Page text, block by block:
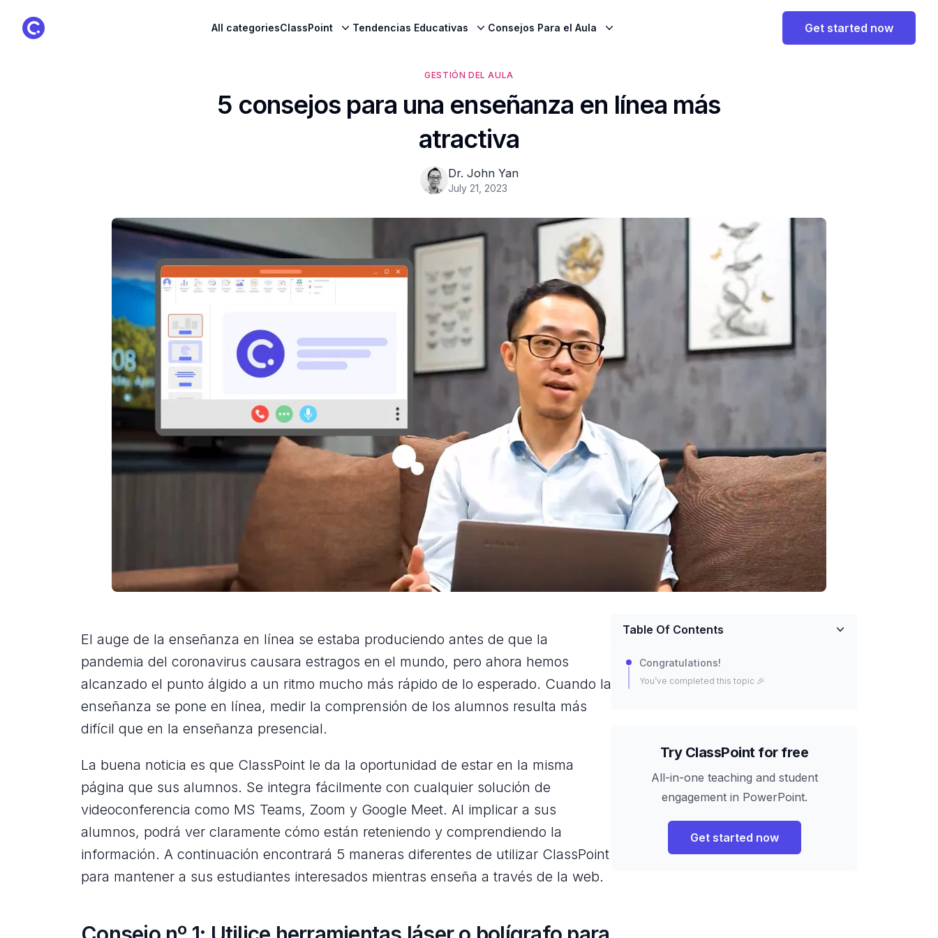
ClassPoint Logo All categoriesClassPoint Tendencias Educativas Consejos Para el Aula Get started now
GESTIÓN DEL AULA
5 consejos para una enseñanza en línea más
atractiva
Dr. John Yan
July 21, 2023
El auge de la enseñanza en línea se estaba produciendo antes de que la
pandemia del coronavirus causara estragos en el mundo, pero ahora hemos
alcanzado el punto álgido a un ritmo mucho más rápido de lo esperado. Cuando la
enseñanza se pone en línea, medir la comprensión de los alumnos resulta más
difícil que en la enseñanza presencial.
La buena noticia es que ClassPoint le da la oportunidad de estar en la misma
página que sus alumnos. Se integra fácilmente con cualquier solución de
videoconferencia como MS Teams, Zoom y Google Meet. Al implicar a sus
alumnos, podrá ver claramente cómo están reteniendo y comprendiendo la
información. A continuación encontrará 5 maneras diferentes de utilizar ClassPoint
para mantener a sus estudiantes interesados mientras enseña a través de la web.
Table Of Contents
Congratulations!
You’ve completed this topic 🎉
Try ClassPoint for free
All-in-one teaching and student
engagement in PowerPoint.
Get started now